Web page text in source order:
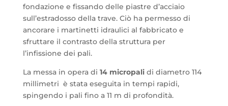
fondazione e fissando delle piastre d’acciaio
sull’estradosso della trave. Ciò ha permesso di
ancorare i martinetti idraulici al fabbricato e
sfruttare il contrasto della struttura per
l’infissione dei pali.
La messa in opera di 14 micropalidi diametro 114
millimetri è stata eseguita in tempi rapidi,
spingendo i pali fino a 11 m di profondità.